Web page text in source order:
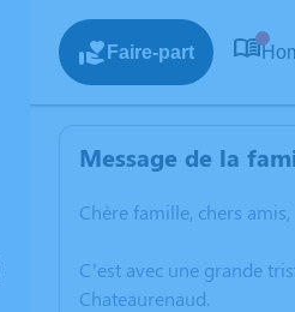
Faire-part
Message de la
Chère famille, chers amis,
C’est avec une grande
Chateaurenaud.